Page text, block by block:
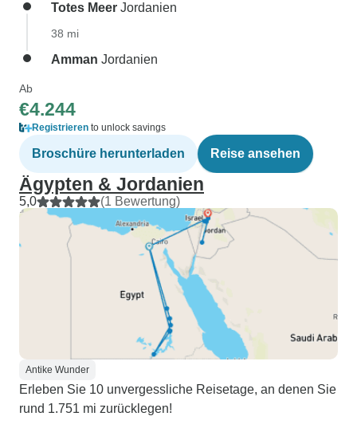
Totes Meer Jordanien
38 mi
Amman Jordanien
Ab
€4.244
Registrieren to unlock savings
Broschüre herunterladen Reise ansehen
Ägypten & Jordanien
5,0 (1 Bewertung)
Antike Wunder
Erleben Sie 10 unvergessliche Reisetage, an denen Sie
rund 1.751 mi zurücklegen!